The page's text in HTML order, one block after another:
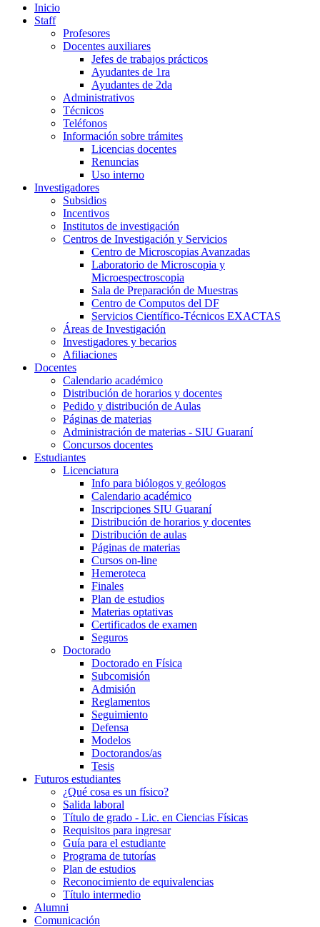
Inicio
Staff
Profesores
Docentes auxiliares
Jefes de trabajos prácticos
Ayudantes de 1ra
Ayudantes de 2da
Administrativos
Técnicos
Teléfonos
Información sobre trámites
Licencias docentes
Renuncias
Uso interno
Investigadores
Subsidios
Incentivos
Institutos de investigación
Centros de Investigación y Servicios
Centro de Microscopias Avanzadas
Laboratorio de Microscopia y
Microespectroscopia
Sala de Preparación de Muestras
Centro de Computos del DF
Servicios Científico-Técnicos EXACTAS
Áreas de Investigación
Investigadores y becarios
Afiliaciones
Docentes
Calendario académico
Distribución de horarios y docentes
Pedido y distribución de Aulas
Páginas de materias
Administración de materias - SIU Guaraní
Concursos docentes
Estudiantes
Licenciatura
Info para biólogos y geólogos
Calendario académico
Inscripciones SIU Guaraní
Distribución de horarios y docentes
Distribución de aulas
Páginas de materias
Cursos on-line
Hemeroteca
Finales
Plan de estudios
Materias optativas
Certificados de examen
Seguros
Doctorado
Doctorado en Física
Subcomisión
Admisión
Reglamentos
Seguimiento
Defensa
Modelos
Doctorandos/as
Tesis
Futuros estudiantes
¿Qué cosa es un físico?
Salida laboral
Título de grado - Lic. en Ciencias Físicas
Requisitos para ingresar
Guía para el estudiante
Programa de tutorías
Plan de estudios
Reconocimiento de equivalencias
Título intermedio
Alumni
Comunicación